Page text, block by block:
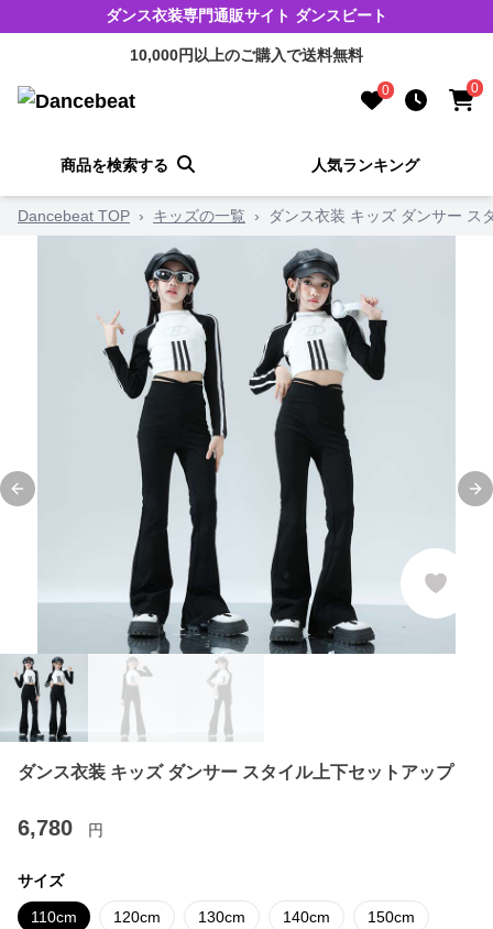
ダンス衣装専門通販サイト ダンスビート
10,000円以上のご購入で送料無料
0 0
商品を検索する 人気ランキング
Dancebeat TOP › キッズの一覧 › ダンス衣装 キッズ ダンサー ス
Previous slide
ダンス衣装 キッズ ダンサー スタイル上下セットアップ
6,780 円
サイズ
110cm 120cm 130cm 140cm 150cm